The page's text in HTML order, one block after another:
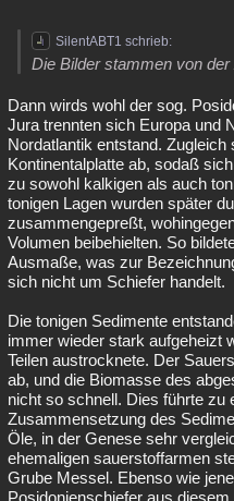
SilentABT1 schrieb:
Die Bilder stammen von der
Dann wirds wohl der sog.
Jura trennten sich Europa und
Nordatlantik entstand.
Kontinentalplatte ab, sodaß
zu sowohl kalkigen als auch
tonigen Lagen wurden später
zusammengepreßt,
Volumen beibehielten. So
Ausmaße, was zur
sich nicht um Schiefer handelt.
Die tonigen Sedimente
immer wieder stark aufgeheizt
Teilen austrocknete. Der
ab, und die Biomasse des
nicht so schnell. Dies führte zu
Zusammensetzung des
Öle, in der Genese sehr
ehemaligen sauerstoffarmen
Grube Messel. Ebenso wie
Posidonienschiefer aus